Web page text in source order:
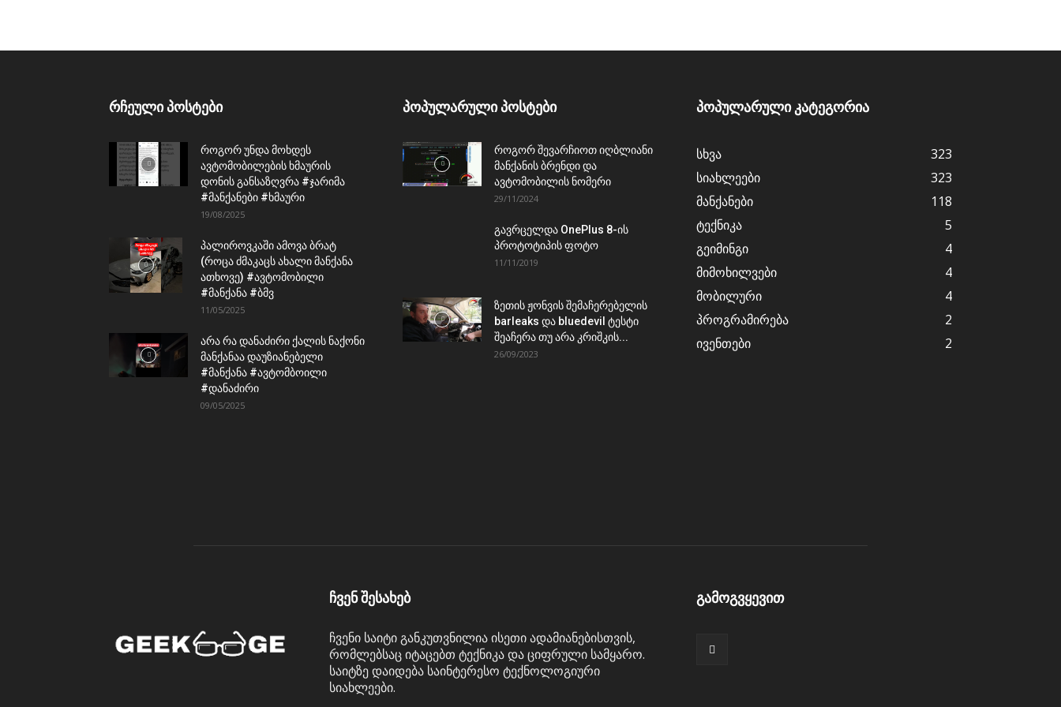
რჩეული პოსტები
როგორ უნდა მოხდეს
ავტომობილების ხმაურის
დონის განსაზღვრა #ჯარიმა
#მანქანები #ხმაური
19/08/2025
პალიროვკაში ამოვა ბრატ
(როცა ძმაკაცს ახალი მანქანა
ათხოვე) #ავტომობილი
#მანქანა #ბმვ
11/05/2025
არა რა დანაძირი ქალის ნაქონი
მანქანაა დაუზიანებელი
#მანქანა #ავტომბოილი
#დანაძირი
09/05/2025
პოპულარული პოსტები
როგორ შევარჩიოთ იღბლიანი
მანქანის ბრენდი და
ავტომობილის ნომერი
29/11/2024
გავრცელდა OnePlus 8-ის
პროტოტიპის ფოტო
11/11/2019
ზეთის ჟონვის შემაჩერებელის
barleaks და bluedevil ტესტი
შეაჩერა თუ არა კრიშკის...
26/09/2023
პოპულარული კატეგორია
სხვა
323
სიახლეები
323
მანქანები
118
ტექნიკა
5
გეიმინგი
4
მიმოხილვები
4
მობილური
4
პროგრამირება
2
ივენთები
2
ჩვენ შესახებ
ჩვენი საიტი განკუთვნილია ისეთი ადამიანებისთვის,
რომლებსაც იტაცებთ ტექნიკა და ციფრული სამყარო.
საიტზე დაიდება საინტერესო ტექნოლოგიური
სიახლეები.
გამოგვყევით